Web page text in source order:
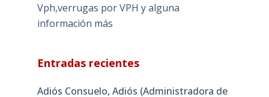
Vph,verrugas por VPH y alguna
información más
Entradas recientes
Adiós Consuelo, Adiós (Administradora de